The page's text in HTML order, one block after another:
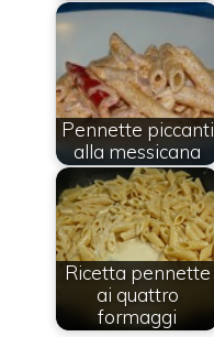
Pennette piccanti
alla messicana
Ricetta pennette
ai quattro
formaggi